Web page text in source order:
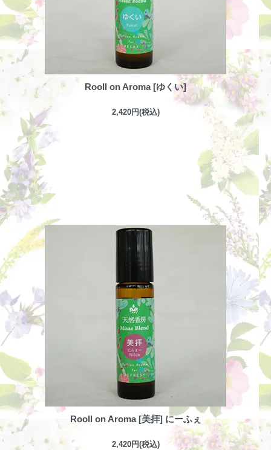
Rooll on Aroma [ゆくい]
2,420円(税込)
Rooll on Aroma [美拝] にーふぇ
2,420円(税込)